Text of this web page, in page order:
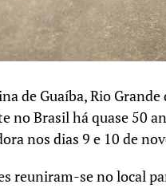
de Guaíba, Rio Grande
Brasil há quase 50
nos dias 9 e 10 de
reuniram-se no local